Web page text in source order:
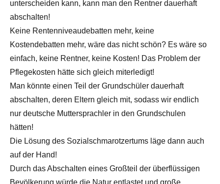
unterscheiden kann, kann man den Rentner dauerhaft
abschalten!
Keine Rentenniveaudebatten mehr, keine
Kostendebatten mehr, wäre das nicht schön? Es wäre so
einfach, keine Rentner, keine Kosten! Das Problem der
Pflegekosten hätte sich gleich miterledigt!
Man könnte einen Teil der Grundschüler dauerhaft
abschalten, deren Eltern gleich mit, sodass wir endlich
nur deutsche Muttersprachler in den Grundschulen
hätten!
Die Lösung des Sozialschmarotzertums läge dann auch
auf der Hand!
Durch das Abschalten eines Großteil der überflüssigen
Bevölkerung würde die Natur entlastet und große